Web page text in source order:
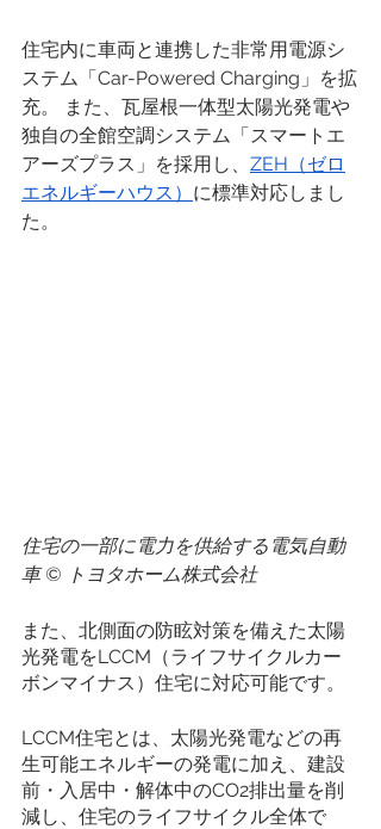
住宅内に車両と連携した非常用電源シ
ステム「Car-Powered Charging」を拡
充。 また、瓦屋根一体型太陽光発電や
独自の全館空調システム「スマートエ
アーズプラス」を採用し、 ZEH（ゼロ
エネルギーハウス） に標準対応しまし
た。
住宅の一部に電力を供給する電気自動
車 ©️ トヨタホーム株式会社
また、北側面の防眩対策を備えた太陽
光発電をLCCM（ライフサイクルカー
ボンマイナス）住宅に対応可能です。
LCCM住宅とは、太陽光発電などの再
生可能エネルギーの発電に加え、建設
前・入居中・解体中のCO2排出量を削
減し、住宅のライフサイクル全体で